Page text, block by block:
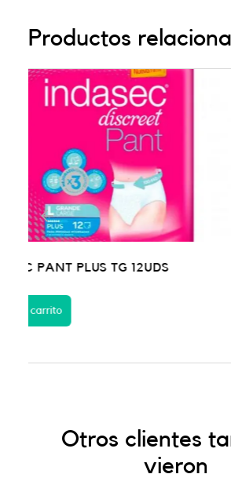
Productos
INDASEC MICRO INCONT
Añadir al carrito
Otros clientes
vieron